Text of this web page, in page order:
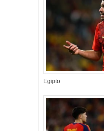
Egipto